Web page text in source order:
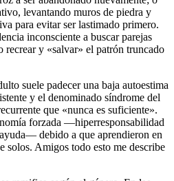
levantando muros de piedra y
para evitar ser lastimado primero.
inconsciente a buscar parejas
recrear y «salvar» el patrón truncado
suele padecer una baja autoestima
y el denominado síndrome del
que «nunca es suficiente».
forzada —hiperresponsabilidad
debido a que aprendieron en
solos. Amigos todo esto me describe